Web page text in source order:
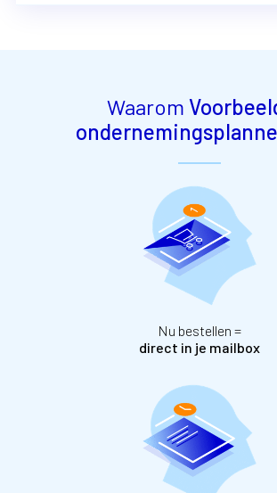
Waarom
Nu bestellen =
direct in je mailbox